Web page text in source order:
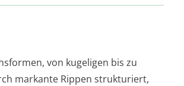
von kugeligen bis zu
markante Rippen strukturiert,